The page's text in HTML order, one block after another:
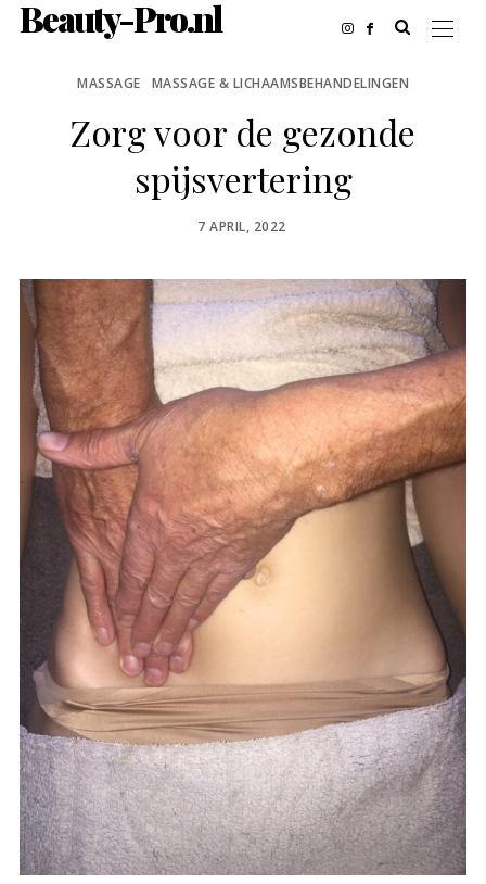
Beauty-Pro.nl
MASSAGE MASSAGE & LICHAAMSBEHANDELINGEN
Zorg voor de gezonde
spijsvertering
POSTED
7 APRIL, 2022